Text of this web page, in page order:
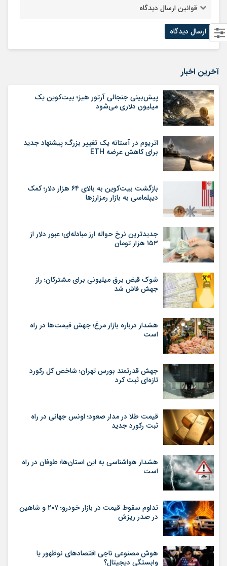
قوانین ارسال دیدگاه
آخرین اخبار
پیش‌بینی جنجالی آرتور هیز؛ بیت‌کوین یک
میلیون دلاری می‌شود
اتریوم در آستانه یک تغییر بزرگ؛ پیشنهاد جدید
برای کاهش عرضه ETH
بازگشت بیت‌کوین به بالای ۶۴ هزار دلار؛ کمک
دیپلماسی به بازار رمزارزها
جدیدترین نرخ حواله ارز مبادله‌ای؛ عبور دلار از
۱۵۳ هزار تومان
شوک قبض برق میلیونی برای مشترکان؛ راز
جهش فاش شد
هشدار درباره بازار مرغ؛ جهش قیمت‌ها در راه
است
جهش قدرتمند بورس تهران؛ شاخص کل رکورد
تازه‌ای ثبت کرد
قیمت طلا در مدار صعود؛ اونس جهانی در راه
ثبت رکورد جدید
هشدار هواشناسی به این استان‌ها؛ طوفان در راه
است
تداوم سقوط قیمت در بازار خودرو؛ ۲۰۷ و شاهین
در صدر ریزش
هوش مصنوعی ناجی اقتصادهای نوظهور یا
وابستگی دیجیتال؟